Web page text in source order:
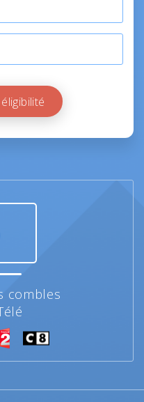
Vérifier votre éligibilité
combles